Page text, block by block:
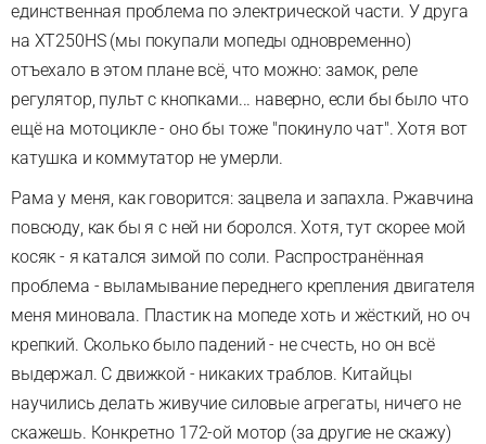
единственная проблема по электрической части. У друга
на XT250HS (мы покупали мопеды одновременно)
отъехало в этом плане всё, что можно: замок, реле
регулятор, пульт с кнопками... наверно, если бы было что
ещё на мотоцикле - оно бы тоже "покинуло чат". Хотя вот
катушка и коммутатор не умерли.
Рама у меня, как говорится: зацвела и запахла. Ржавчина
повсюду, как бы я с ней ни боролся. Хотя, тут скорее мой
косяк - я катался зимой по соли. Распространённая
проблема - выламывание переднего крепления двигателя
меня миновала. Пластик на мопеде хоть и жёсткий, но оч
крепкий. Сколько было падений - не счесть, но он всё
выдержал. С движкой - никаких траблов. Китайцы
научились делать живучие силовые агрегаты, ничего не
скажешь. Конкретно 172-ой мотор (за другие не скажу)